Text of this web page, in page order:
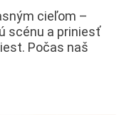
cieľom –
scénu a priniesť
Počas naš